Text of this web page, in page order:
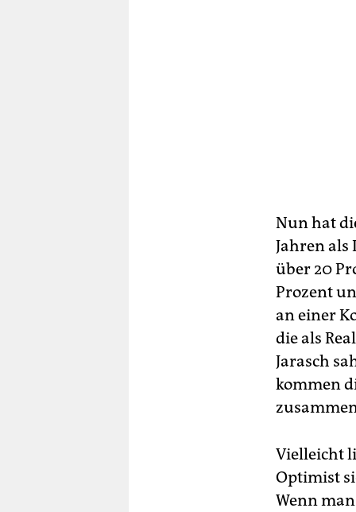
Nun hat
Jahren
über 20
Prozent
an einer
die als
Jarasch
kommen
Vielleicht
Optimist
Wenn